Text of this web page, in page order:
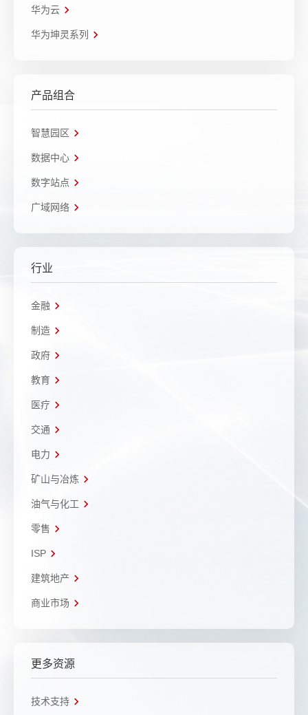
华为云
华为坤灵系列
产品组合
智慧园区
数据中心
数字站点
广域网络
行业
金融
制造
政府
教育
医疗
交通
电力
矿山与冶炼
油气与化工
零售
ISP
建筑地产
商业市场
更多资源
技术支持